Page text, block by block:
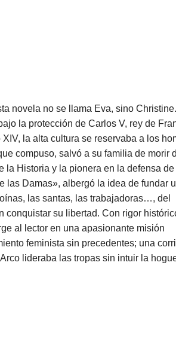
novela no se llama Eva, sino Christine.
la protección de Carlos V, rey de
la alta cultura se reservaba a los
compuso, salvó a su familia de morir
la Historia y la pionera en la defensa de
las Damas», albergó la idea de fundar
las santas, las trabajadoras…, del
conquistar su libertad. Con rigor
al lector en una apasionante misión
feminista sin precedentes; una
lideraba las tropas sin intuir la